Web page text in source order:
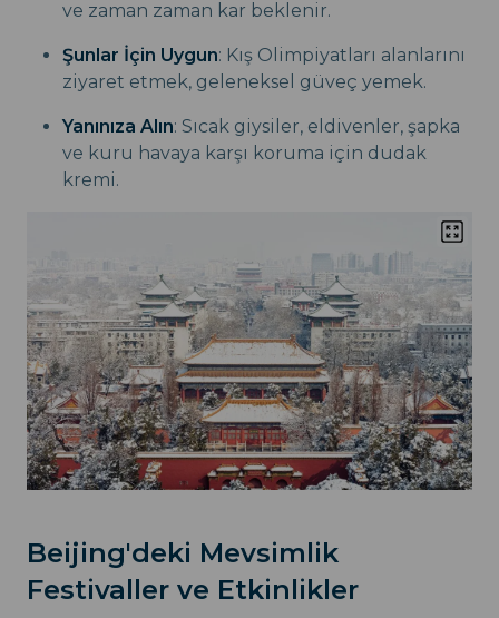
ve zaman zaman kar beklenir.
Şunlar İçin Uygun: Kış Olimpiyatları alanlarını
ziyaret etmek, geleneksel güveç yemek.
Yanınıza Alın: Sıcak giysiler, eldivenler, şapka
ve kuru havaya karşı koruma için dudak
kremi.
Beijing'deki Mevsimlik
Festivaller ve Etkinlikler